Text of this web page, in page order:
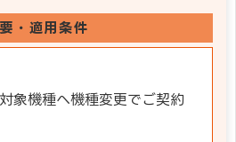
・適用条件
象機種へ機種変更でご契約